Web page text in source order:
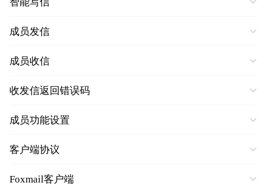
成员发信
成员收信
收发信返回错误码
成员功能设置
客户端协议
Foxmail客户端